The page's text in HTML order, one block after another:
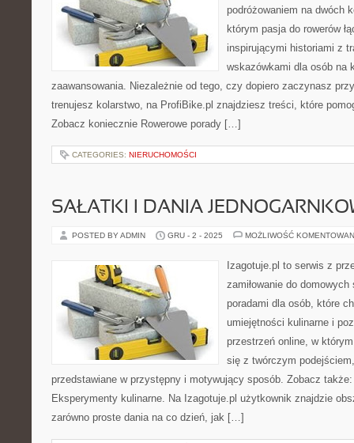
podróżowaniem na dwóch
którym pasja do rowerów
inspirującymi historiami z
wskazówkami dla osób na
zaawansowania. Niezależnie od tego, czy dopiero zaczynasz
trenujesz kolarstwo, na ProfiBike.pl znajdziesz treści, które
Zobacz koniecznie Rowerowe porady […]
CATEGORIES: NIERUCHOMOŚCI
SAŁATKI I DANIA
POSTED BY ADMIN GRU - 2 - 2025 MOŻLIWOŚĆ
Izagotuje.pl to serwis z
zamiłowanie do
poradami dla osób, które
umiejętności kulinarne i
przestrzeń online, w
się z twórczym
przedstawiane w przystępny i motywujący sposób. Zobacz
Eksperymenty kulinarne. Na Izagotuje.pl użytkownik znajdzie
zarówno proste dania na co dzień, jak […]